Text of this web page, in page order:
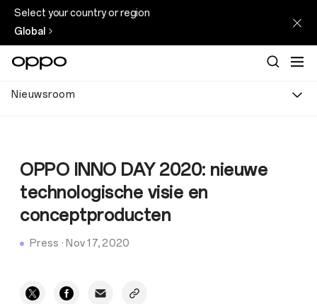
Select your country or region
Global
Nieuwsroom
OPPO INNO DAY 2020: nieuwe
technologische visie en
conceptproducten
Press · Nov 17, 2020